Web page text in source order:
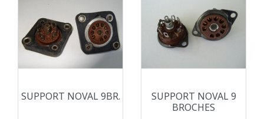
SUPPORT NOVAL 9BR.
SUPPORT NOVAL 9
BROCHES